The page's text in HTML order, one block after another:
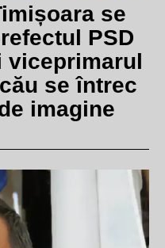
se
PSD
viceprimarul
se întrec
imagine